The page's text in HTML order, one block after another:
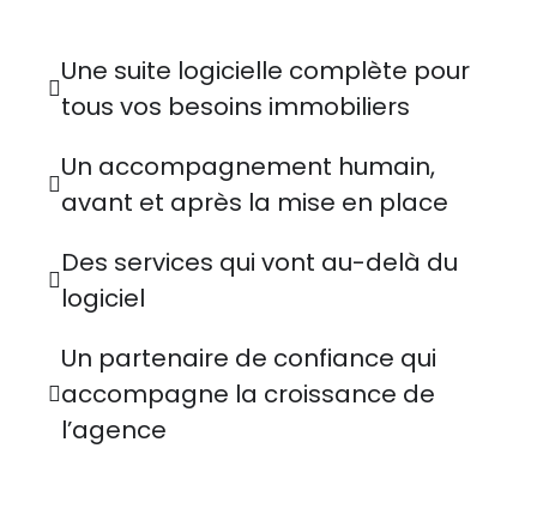
Une suite logicielle complète pour
tous vos besoins immobiliers
Un accompagnement humain,
avant et après la mise en place
Des services qui vont au-delà du
logiciel
Un partenaire de confiance qui
accompagne la croissance de
l’agence